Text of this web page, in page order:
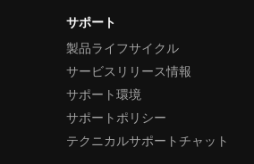
サポート
製品ライフサイクル
サービスリリース情報
サポート環境
サポートポリシー
テクニカルサポートチャット